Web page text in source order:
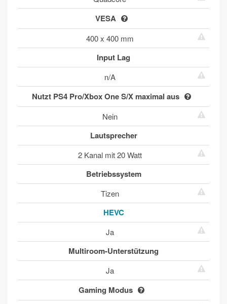
VESA
400 x 400 mm
Input Lag
n/A
Nutzt PS4 Pro/Xbox One S/X maximal aus
Nein
Lautsprecher
2 Kanal mit 20 Watt
Betriebssystem
Tizen
HEVC
Ja
Multiroom-Unterstützung
Ja
Gaming Modus